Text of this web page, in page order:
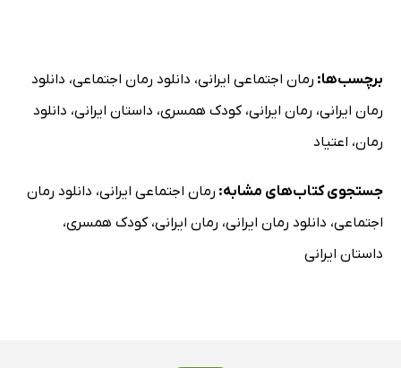
برچسب‌ها: رمان اجتماعی ایرانی، دانلود رمان اجتماعی، دانلود
رمان ایرانی، رمان ایرانی،کودک همسری، داستان ایرانی، دانلود
رمان، اعتیاد
جستجوی کتاب‌های مشابه: رمان اجتماعی ایرانی، دانلود رمان
اجتماعی، دانلود رمان ایرانی، رمان ایرانی،کودک همسری،
داستان ایرانی